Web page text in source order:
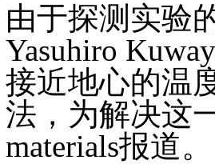
由于探测实验
Yasuhiro
接近地心的温
法，为解决这
materials报道。